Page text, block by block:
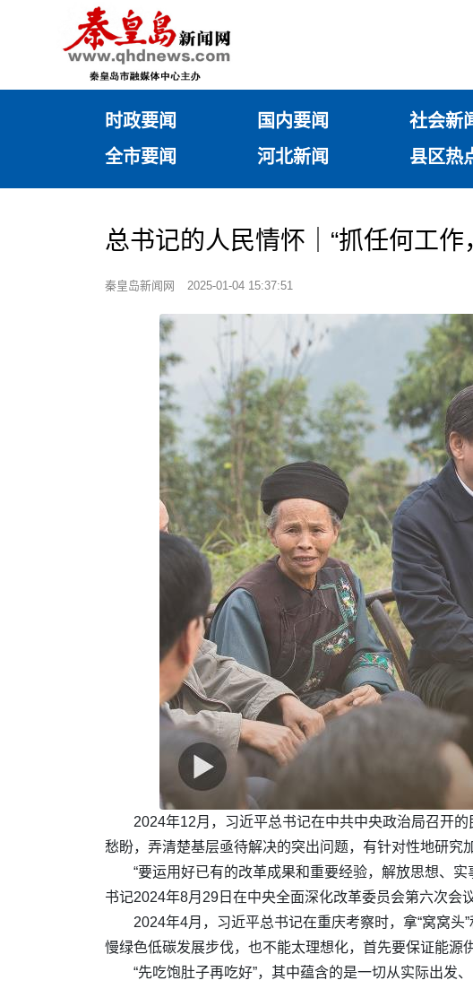
时政要闻 国内要闻 社会新
全市要闻
河北新闻 县区热
总书记的人民情怀｜“抓任何工
秦皇岛新闻网 2025-01-04 15:37:51
2024年12月，习近平总书记在中共中央政治局召开
愁盼，弄清楚基层亟待解决的突出问题，有针对性地研究
“要运用好已有的改革成果和重要经验，解放思想、
书记2024年8月29日在中央全面深化改革委员会第六次会
2024年4月，习近平总书记在重庆考察时，拿“窝窝
慢绿色低碳发展步伐，也不能太理想化，首先要保证能源
“先吃饱肚子再吃好”，其中蕴含的是一切从实际出发